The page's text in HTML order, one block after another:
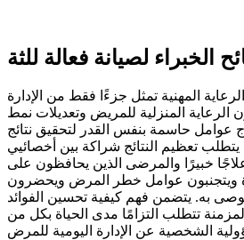
الخبراء لصيانة فعالة للثة
المهنية تمثل جزءًا فقط من الإدارة
الرعاية المنزلية للمريض وتعديلات نمط
عوامل حاسمة بنفس القدر لتحقيق نتائج
تعظيم النتائج شراكة بين أخصائيي
خبيرًا والمرضى الذين يحافظون على
ويتجنبون عوامل خطر المرض ويحضرون
به. يتضمن فهم كيفية تحسين الفوائد
تتطلب التزامًا مدى الحياة بكل من
الشخصية عن الإدارة اليومية للمرض